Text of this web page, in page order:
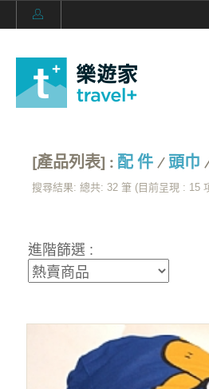
[產品列表] : 配 件 / 頭巾
搜尋結果: 總共: 32 筆 (目前呈現 : 15
進階篩選 :